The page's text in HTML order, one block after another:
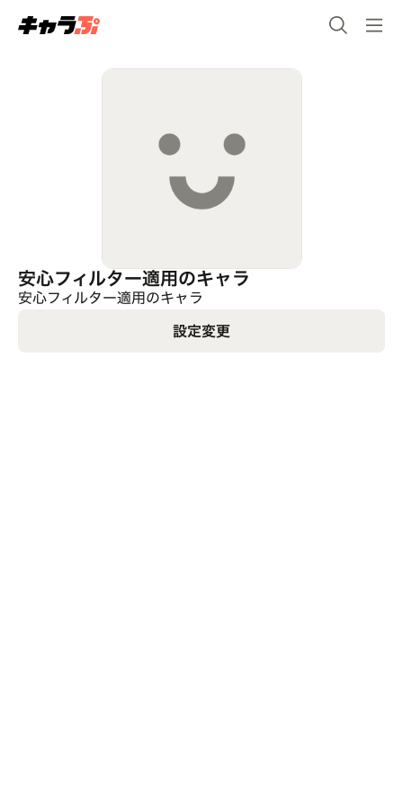
安心フィルター適用のキャラ
安心フィルター適用のキャラ
設定変更